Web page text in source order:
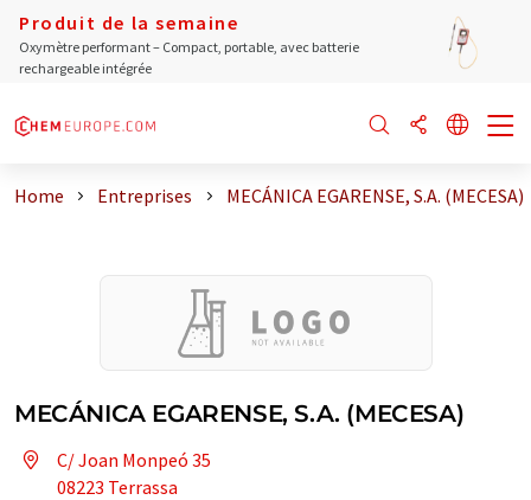
Produit de la semaine
Oxymètre performant – Compact, portable, avec batterie
rechargeable intégrée
Home Entreprises MECÁNICA EGARENSE, S.A. (MECESA)
MECÁNICA EGARENSE, S.A. (MECESA)
C/ Joan Monpeó 35
08223 Terrassa